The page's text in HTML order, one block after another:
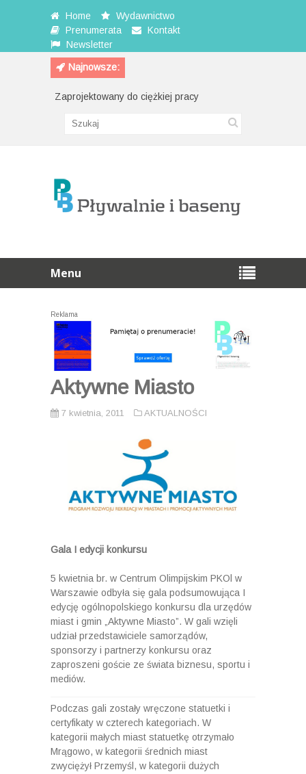
Home
Wydawnictwo
Prenumerata
Kontakt
Newsletter
Najnowsze:
Zaprojektowany do ciężkiej pracy
Menu
Reklama
Aktywne Miasto
7 kwietnia, 2011 AKTUALNOŚCI
Gala I edycji konkursu
5 kwietnia br. w Centrum Olimpijskim PKOl w
Warszawie odbyła się gala podsumowująca I
edycję ogólnopolskiego konkursu dla urzędów
miast i gmin „Aktywne Miasto”. W gali wzięli
udział przedstawiciele samorządów,
sponsorzy i partnerzy konkursu oraz
zaproszeni goście ze świata biznesu, sportu i
mediów.
Podczas gali zostały wręczone statuetki i
certyfikaty w czterech kategoriach. W
kategorii małych miast statuetkę otrzymało
Mrągowo, w kategorii średnich miast
zwyciężył Przemyśl, w kategorii dużych